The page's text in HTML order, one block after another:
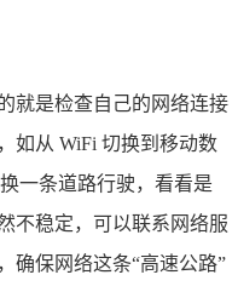
就是检查自己的网络连接
如从 WiFi 切换到移动数
一条道路行驶，看看是
不稳定，可以联系网络服
确保网络这条“高速公路”